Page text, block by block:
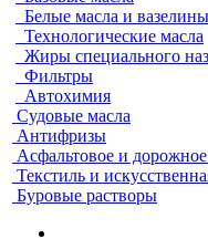
Белые масла и вазелины
Технологические масла
Жиры специального
Фильтры
Автохимия
Судовые масла
Антифризы
Асфальтовое и дорожное
Текстиль и
Буровые растворы